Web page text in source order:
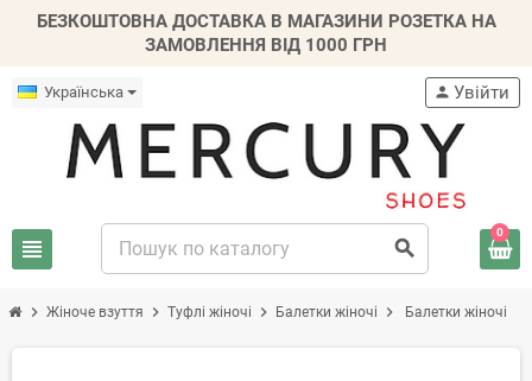
БЕЗКОШТОВНА ДОСТАВКА В МАГАЗИНИ РОЗЕТКА НА
ЗАМОВЛЕННЯ ВІД 1000 ГРН
Українська
view_headline search
person Увійти
0
chevron_right Жіноче взуття chevron_right Туфлі жіночі chevron_right Балетки жіночі chevron_right Балетки жіночі